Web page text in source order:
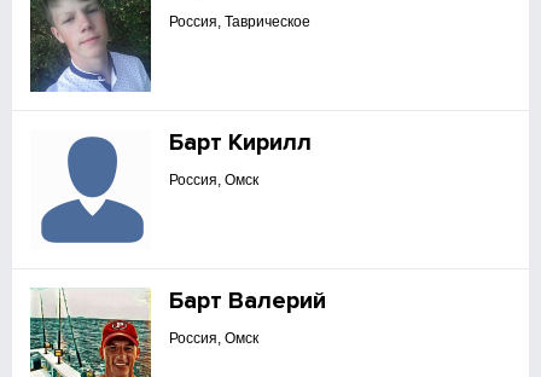
Россия, Таврическое
Барт Кирилл
Россия, Омск
Барт Валерий
Россия, Омск